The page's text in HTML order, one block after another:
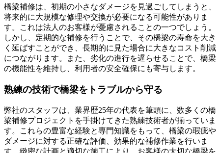
橋梁補修は、初期の小さなダメージを見過ごしてしまうと、
将来的に大規模な修理や交換が必要になる可能性がありま
す。これは法人のお客様が憂慮されることの一つでしょう。
しかし、定期的な補修を行うことで、その橋梁の寿命を大き
く延ばすことができ、長期的に見た場合に大きなコスト削減
につながります。また、劣化の進行を遅らせることで、橋梁
の機能性を維持し、利用者の安全確保にも寄与します。
熟練の技術で橋梁をトラブルから守る
弊社のスタッフは、業界歴25年の代表を筆頭に、数多くの橋
梁補修プロジェクトを手掛けてきた熟練技術者が揃っていま
す。これらの豊富な経験と専門知識をもって、橋梁の瑕疵や
ダメージに対する正確な評価、効果的な補修作業を行いま
す。緻密な計画と適切な施工により、お客様の大切な橋梁を